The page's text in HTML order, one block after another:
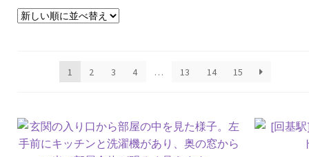
1 2 3 4 … 13 14 15